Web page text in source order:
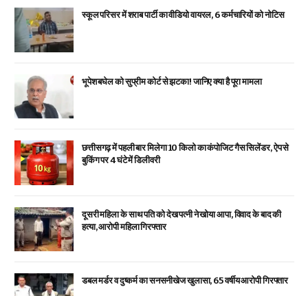
स्कूल परिसर में शराब पार्टी का वीडियो वायरल, 6 कर्मचारियों को नोटिस
भूपेश बघेल को सुप्रीम कोर्ट से झटका! जानिए क्या है पूरा मामला
छत्तीसगढ़ में पहली बार मिलेगा 10 किलो का कंपोजिट गैस सिलेंडर, ऐप से
बुकिंग पर 4 घंटे में डिलीवरी
दूसरी महिला के साथ पति को देख पत्नी ने खोया आपा, विवाद के बाद की
हत्या, आरोपी महिला गिरफ्तार
डबल मर्डर व दुष्कर्म का सनसनीखेज खुलासा, 65 वर्षीय आरोपी गिरफ्तार